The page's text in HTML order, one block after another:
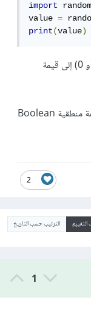
import
random
value =
print(value)
ولكن مازلت أحتاج إلى تحويل القيمة الناتجة (1 أو 0) إلى قيمة
هل هناك طريقة أفضل من هذه للحصول على قيمة منطقية Boolean
2
الترتيب حسب التاريخ
1